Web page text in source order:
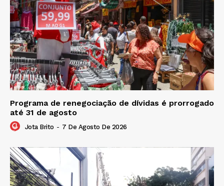
Programa de renegociação de dívidas é prorrogado
até 31 de agosto
Jota Brito - 7 De Agosto De 2026